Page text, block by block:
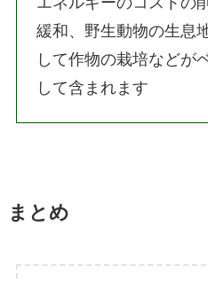
緩和、野生動物の生息
して作物の栽培などが
して含まれます
まとめ